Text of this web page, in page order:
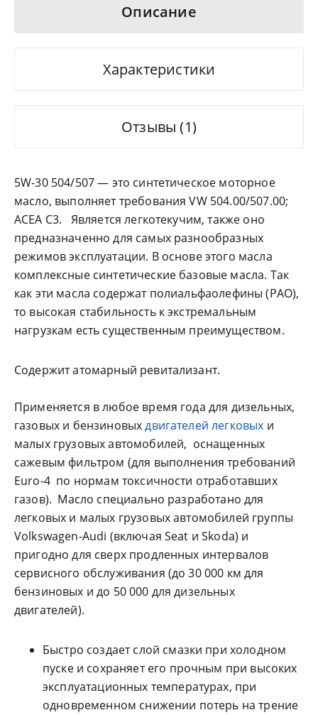
Описание
Характеристики
Отзывы (1)
5W-30 504/507 — это синтетическое моторное
масло, выполняет требования VW 504.00/507.00;
ACEA C3. Является легкотекучим, также оно
предназначенно для самых разнообразных
режимов эксплуатации. В основе этого масла
комплексные синтетические базовые масла. Так
как эти масла содержат полиальфаолефины (РАО),
то высокая стабильность к экстремальным
нагрузкам есть существенным преимуществом.
Содержит атомарный ревитализант.
Применяется в любое время года для дизельных,
газовых и бензиновыхдвигателей легковых и
малых грузовых автомобилей, оснащенных
сажевым фильтром (для выполнения требований
Euro-4 по нормам токсичности отработавших
газов). Масло специально разработано для
легковых и малых грузовых автомобилей группы
Volkswagen-Audi (включая Seat и Skoda) и
пригодно для сверх продленных интервалов
сервисного обслуживания (до 30 000 км для
бензиновых и до 50 000 для дизельных
двигателей).
Быстро создает слой смазки при холодном
пуске и сохраняет его прочным при высоких
эксплуатационных температурах, при
одновременном снижении потерь на трение